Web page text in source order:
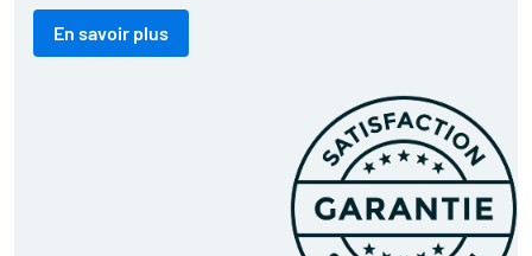
En savoir plus